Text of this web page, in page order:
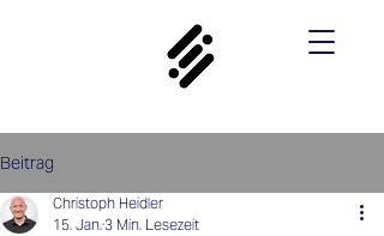
Beitrag
Christoph Heidler
15. Jan. 3 Min. Lesezeit